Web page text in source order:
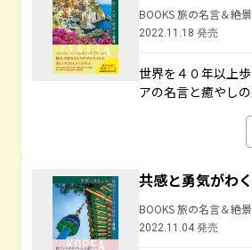
BOOKS 旅の名言＆絶景
2022.11.18 発売
世界を４０年以上
アの名言と癒やし
共感と勇気がわ
BOOKS 旅の名言＆絶景
2022.11.04 発売